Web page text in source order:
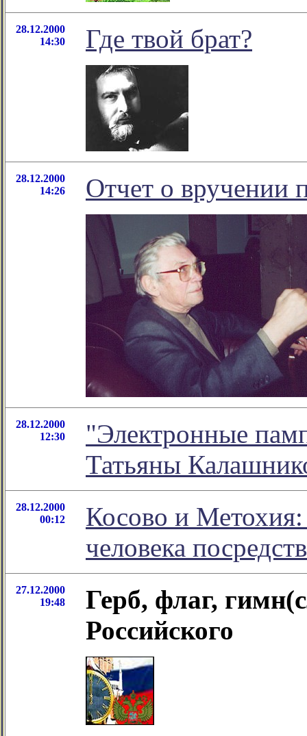
28.12.2000
14:30
Где твой брат?
28.12.2000
14:26
Отчет о вручении
28.12.2000
12:30
"Электронные
Татьяны
28.12.2000
00:12
Косово и
человека
27.12.2000
19:48
Герб, флаг,
Российского